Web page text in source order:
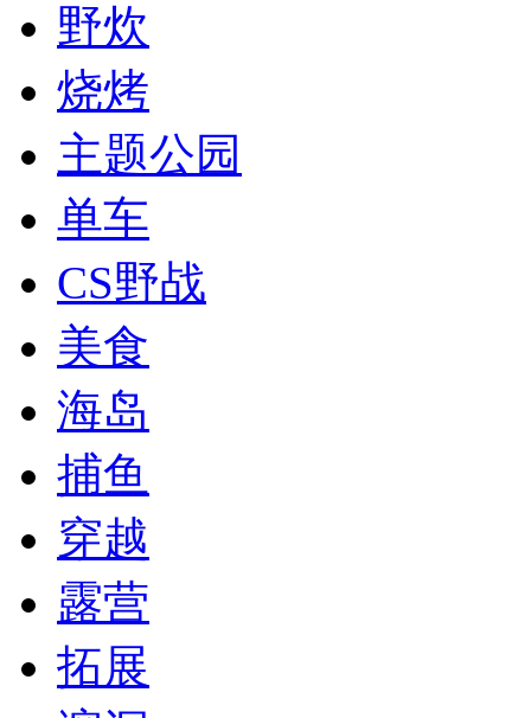
野炊
烧烤
主题公园
单车
CS野战
美食
海岛
捕鱼
穿越
露营
拓展